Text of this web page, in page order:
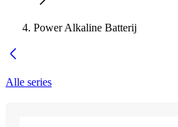
Power Alkaline Batterij
Alle series